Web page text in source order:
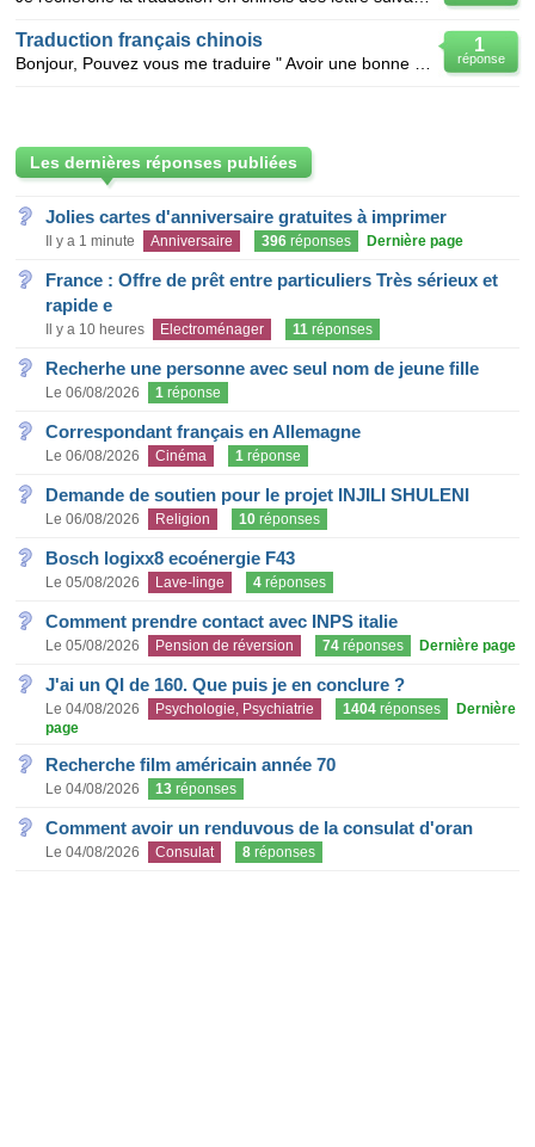
1
réponse
Traduction français chinois
Les dernières réponses publiées
Jolies cartes d'anniversaire gratuites à imprimer
Il y a 1 minute Anniversaire 396 réponses Dernière page
France : Offre de prêt entre particuliers Très sérieux et
rapide e
Il y a 10 heures Electroménager 11 réponses
Recherhe une personne avec seul nom de jeune fille
Le 06/08/2026 1 réponse
Correspondant français en Allemagne
Le 06/08/2026 Cinéma 1 réponse
Demande de soutien pour le projet INJILI SHULENI
Le 06/08/2026 Religion 10 réponses
Bosch logixx8 ecoénergie F43
Le 05/08/2026 Lave-linge 4 réponses
Comment prendre contact avec INPS italie
Le 05/08/2026 Pension de réversion 74 réponses Dernière page
J'ai un QI de 160. Que puis je en conclure ?
Le 04/08/2026 Psychologie, Psychiatrie 1404 réponses
Dernière
page
Recherche film américain année 70
Le 04/08/2026 13 réponses
Comment avoir un renduvous de la consulat d'oran
Le 04/08/2026 Consulat 8 réponses